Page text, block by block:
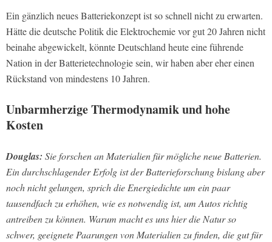
Ein gänzlich neues Batteriekonzept ist so schnell nicht zu erwarten.
Hätte die deutsche Politik die Elektrochemie vor gut 20 Jahren nicht
beinahe abgewickelt, könnte Deutschland heute eine führende
Nation in der Batterietechnologie sein, wir haben aber eher einen
Rückstand von mindestens 10 Jahren.
Unbarmherzige Thermodynamik und hohe
Kosten
Douglas: Sie forschen an Materialien für mögliche neue Batterien.
Ein durchschlagender Erfolg ist der Batterieforschung bislang aber
noch nicht gelungen, sprich die Energiedichte um ein paar
tausendfach zu erhöhen, wie es notwendig ist, um Autos richtig
antreiben zu können. Warum macht es uns hier die Natur so
schwer, geeignete Paarungen von Materialien zu finden, die gut für